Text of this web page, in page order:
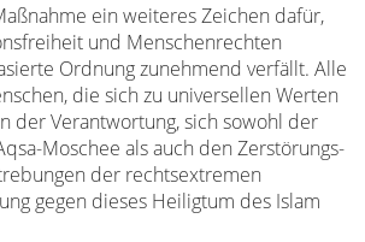
ein weiteres Zeichen dafür,
und Menschenrechten
Ordnung zunehmend verfällt. Alle
die sich zu universellen Werten
der Verantwortung, sich sowohl der
Moschee als auch den Zerstörungs-
der rechtsextremen
gegen dieses Heiligtum des Islam